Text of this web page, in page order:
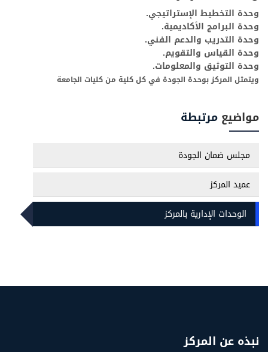
وحدة التخطيط الإستراتيجي.
وحدة البرامج الأكاديمية.
وحدة التدريب والدعم الفني.
وحدة القياس والتقويم.
وحدة التوثيق والمعلومات.
ويتمثل المركز بوحدة الجودة في كل كلية من كليات الجامعة
مواضيع مرتبطة
مجلس ضمان الجودة
عميد المركز
الوحدات الإدارية بالمركز
نبذه عن المركز